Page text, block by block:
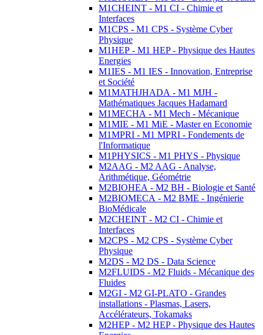
M1CHEINT - M1 CI - Chimie et
Interfaces
M1CPS - M1 CPS - Système Cyber
Physique
M1HEP - M1 HEP - Physique des Hautes
Energies
M1IES - M1 IES - Innovation, Entreprise
et Société
M1MATHJHADA - M1 MJH -
Mathématiques Jacques Hadamard
M1MECHA - M1 Mech - Mécanique
M1MIE - M1 MiE - Master en Economie
M1MPRI - M1 MPRI - Fondements de
l'Informatique
M1PHYSICS - M1 PHYS - Physique
M2AAG - M2 AAG - Analyse,
Arithmétique, Géométrie
M2BIOHEA - M2 BH - Biologie et Santé
M2BIOMECA - M2 BME - Ingénierie
BioMédicale
M2CHEINT - M2 CI - Chimie et
Interfaces
M2CPS - M2 CPS - Système Cyber
Physique
M2DS - M2 DS - Data Science
M2FLUIDS - M2 Fluids - Mécanique des
Fluides
M2GI - M2 GI-PLATO - Grandes
installations - Plasmas, Lasers,
Accélérateurs, Tokamaks
M2HEP - M2 HEP - Physique des Hautes